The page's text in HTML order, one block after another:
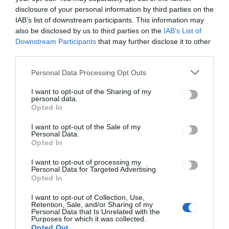
disclosure of your personal information by third parties on the
IAB’s list of downstream participants. This information may
also be disclosed by us to third parties on the IAB’s List of
Downstream Participants that may further disclose it to other
Personal Data Processing Opt Outs
I want to opt-out of the Sharing of my
personal data.
Opted In
I want to opt-out of the Sale of my
Personal Data.
Opted In
I want to opt-out of processing my
Personal Data for Targeted Advertising.
Opted In
I want to opt-out of Collection, Use,
Retention, Sale, and/or Sharing of my
Personal Data that Is Unrelated with the
Purposes for which it was collected.
Bejegyzés
BEJEGYZÉS
Gyereknap a
kórházban
BEJEGYZÉS
Interaktív